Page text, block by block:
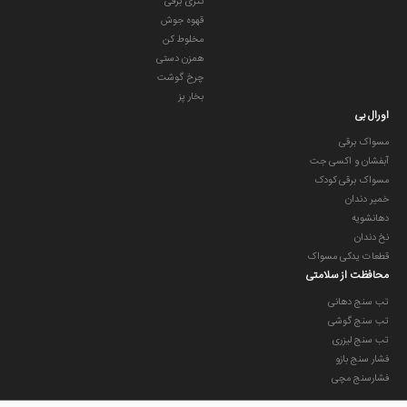
قهوه جوش
مخلوط کن
همزن دستی
چرخ گوشت
بخار پز
اورال بی
مسواک برقی
آبفشان و اکسی جت
مسواک برقی کودک
خمیر دندان
دهانشویه
نخ دندان
قطعات یدکی مسواک
محافظت از سلامتی
تب سنج دهانی
تب سنج گوشی
تب سنج لیزری
فشار سنج بازو
فشارسنج مچی